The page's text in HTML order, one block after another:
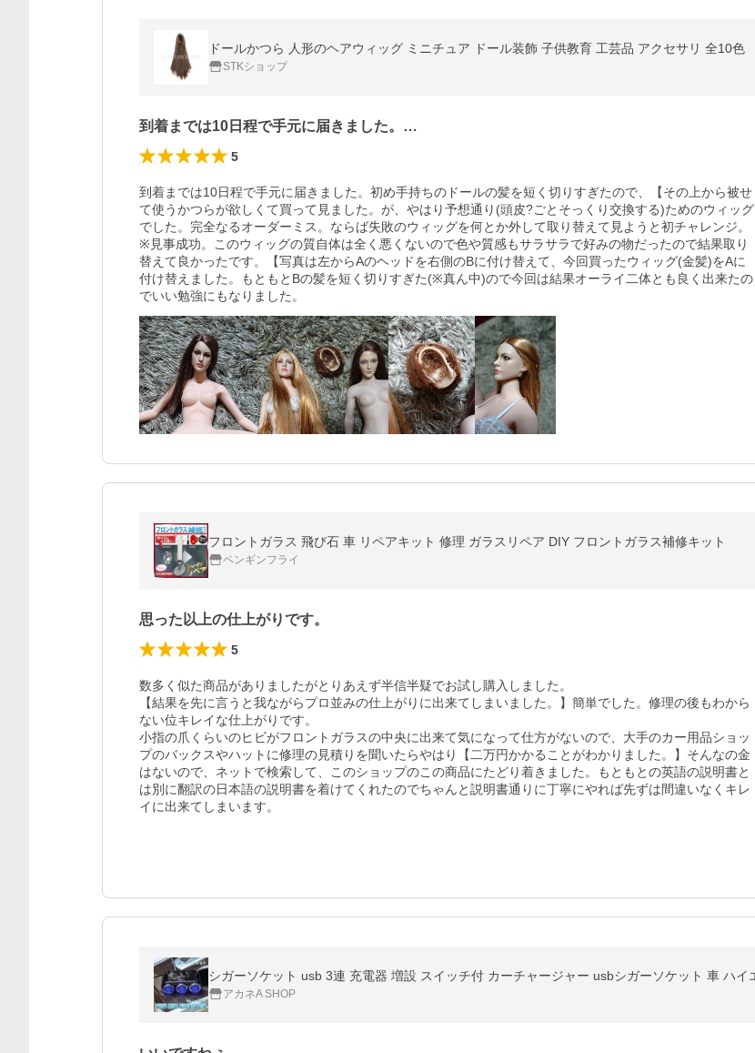
ドールかつら 人形のヘアウィッグ ミニチュア ドール装飾 子供教育 工芸品 アクセサリ 全10色
STKショップ
到着までは10日程で手元に届きました。…
5
到着までは10日程で手元に届きました。初め手持ちのドールの髪を短く切りすぎたので、【その上から被せ
て使うかつらが欲しくて買って見ました。が、やはり予想通り(頭皮?ごとそっくり交換する)ためのウィッグ
でした。完全なるオーダーミス。ならば失敗のウィッグを何とか外して取り替えて見ようと初チャレンジ。
※見事成功。このウィッグの質自体は全く悪くないので色や質感もサラサラで好みの物だったので結果取り
替えて良かったです。【写真は左からAのヘッドを右側のBに付け替えて、今回買ったウィッグ(金髪)をAに
付け替えました。もともとBの髪を短く切りすぎた(※真ん中)ので今回は結果オーライ二体とも良く出来たの
でいい勉強にもなりました。
フロントガラス 飛び石 車 リペアキット 修理 ガラスリペア DIY フロントガラス補修キット
ペンギンフライ
思った以上の仕上がりです。
5
数多く似た商品がありましたがとりあえず半信半疑でお試し購入しました。
【結果を先に言うと我ながらプロ並みの仕上がりに出来てしまいました。】簡単でした。修理の後もわから
ない位キレイな仕上がりです。
小指の爪くらいのヒビがフロントガラスの中央に出来て気になって仕方がないので、大手のカー用品ショッ
プのバックスやハットに修理の見積りを聞いたらやはり【二万円かかることがわかりました。】そんなの金
はないので、ネットで検索して、このショップのこの商品にたどり着きました。もともとの英語の説明書と
は別に翻訳の日本語の説明書を着けてくれたのでちゃんと説明書通りに丁寧にやれば先ずは間違いなくキレ
イに出来てしまいます。
アカネA SHOP